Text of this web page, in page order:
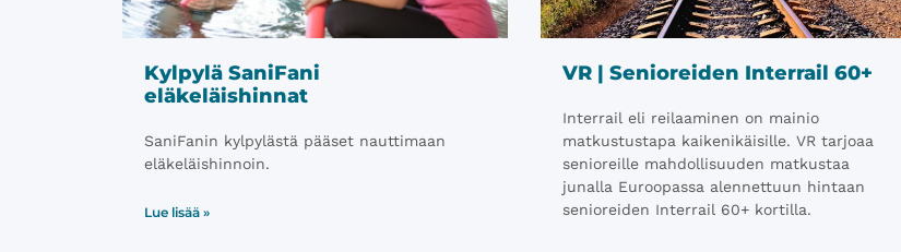
Kylpylä SaniFani
eläkeläishinnat
SaniFanin kylpylästä pääset nauttimaan
eläkeläishinnoin.
Lue lisää »
VR | Senioreiden Interrail 60+
Interrail​ eli reilaaminen on mainio
matkustustapa kaikenikäisille. VR tarjoaa
senioreille mahdollisuuden matkustaa
junalla Euroopassa alennettuun hintaan
senioreiden Interrail 60+ kortilla.